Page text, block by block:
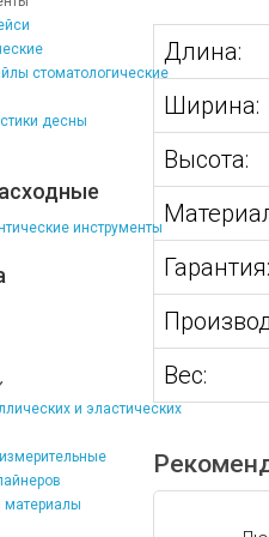
стоматологические
десны
инструменты
и эластических
материалы
Длина:
Ширина:
Высота:
Гарантия:
Вес: